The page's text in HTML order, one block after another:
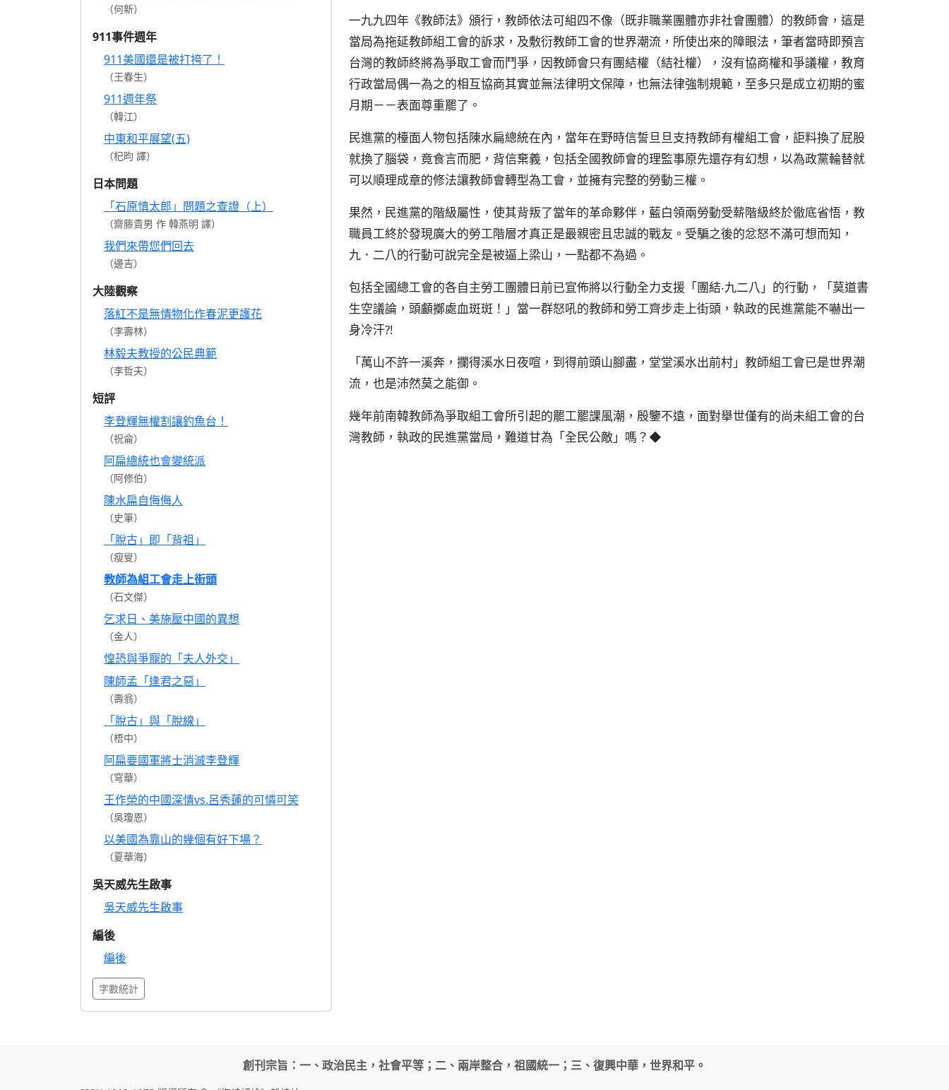
（何新）
911事件週年
911美國還是被打挎了！
（王春生）
911週年祭
（韓江）
中東和平展望(五)
（杞昀 譯）
日本問題
「石原慎太郎」問題之查證（上）
（齋籐貴男 作 韓燕明 譯）
我們來帶您們回去
（邊吉）
大陸觀察
落紅不是無情物化作春泥更護花
（李壽林）
林毅夫教授的公民典範
（李哲夫）
短評
李登輝無權割讓釣魚台！
（祝侖）
阿扁總統也會變統派
（阿修伯）
陳水扁自侮侮人
（史筆）
「脫古」即「背祖」
（瘦叟）
教師為組工會走上街頭
（石文傑）
乞求日、美施壓中國的異想
（金人）
惶恐與爭寵的「夫人外交」
陳師孟「逢君之惡」
（壽翁）
「脫古」與「脫線」
（梧中）
阿扁要國軍將士消滅李登輝
（穹華）
王作榮的中國深情vs.呂秀蓮的可憐可笑
（吳瓊恩）
以美國為靠山的幾個有好下場？
（夏華海）
吳天威先生啟事
吳天威先生啟事
編後
編後
字數統計
一九九四年《教師法》頒行，教師依法可組四不像（既非職業團體亦非社會團體）的教師會，這是
當局為拖延教師組工會的訴求，及敷衍教師工會的世界潮流，所使出來的障眼法，筆者當時即預言
台灣的教師終將為爭取工會而鬥爭，因教師會只有團結權（結社權），沒有協商權和爭議權，教育
行政當局偶一為之的相互協商其實並無法律明文保障，也無法律強制規範，至多只是成立初期的蜜
月期－－表面尊重罷了。
民進黨的檯面人物包括陳水扁總統在內，當年在野時信誓旦旦支持教師有權組工會，詎料換了屁股
就換了腦袋，竟食言而肥，背信棄義，包括全國教師會的理監事原先還存有幻想，以為政黨輪替就
可以順理成章的修法讓教師會轉型為工會，並擁有完整的勞動三權。
果然，民進黨的階級屬性，使其背叛了當年的革命夥伴，藍白領兩勞動受薪階級終於徹底省悟，教
職員工終於發現廣大的勞工階層才真正是最親密且忠誠的戰友。受騙之後的忿怒不滿可想而知，
九．二八的行動可說完全是被逼上梁山，一點都不為過。
包括全國總工會的各自主勞工團體日前已宣佈將以行動全力支援「團結‧九二八」的行動，「莫道書
生空議論，頭顱擲處血斑斑！」當一群怒吼的教師和勞工齊步走上街頭，執政的民進黨能不嚇出一
身冷汗?!
「萬山不許一溪奔，攔得溪水日夜喧，到得前頭山腳盡，堂堂溪水出前村」教師組工會已是世界潮
流，也是沛然莫之能御。
幾年前南韓教師為爭取組工會所引起的罷工罷課風潮，殷鑒不遠，面對舉世僅有的尚未組工會的台
灣教師，執政的民進黨當局，難道甘為「全民公敵」嗎？◆
創刊宗旨：一、政治民主，社會平等；二、兩岸整合，祖國統一；三、復興中華，世界和平。